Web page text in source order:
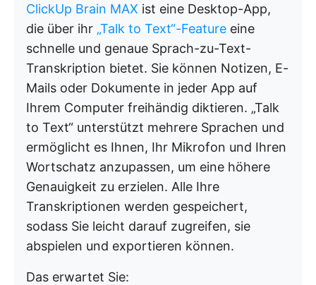
ClickUp Brain MAX ist eine Desktop-App,
die über ihr „Talk to Text“-Feature eine
schnelle und genaue Sprach-zu-Text-
Transkription bietet. Sie können Notizen, E-
Mails oder Dokumente in jeder App auf
Ihrem Computer freihändig diktieren. „Talk
to Text“ unterstützt mehrere Sprachen und
ermöglicht es Ihnen, Ihr Mikrofon und Ihren
Wortschatz anzupassen, um eine höhere
Genauigkeit zu erzielen. Alle Ihre
Transkriptionen werden gespeichert,
sodass Sie leicht darauf zugreifen, sie
abspielen und exportieren können.
Das erwartet Sie: